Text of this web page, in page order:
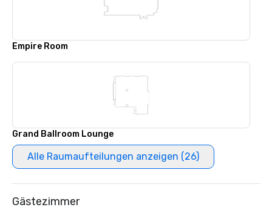
Empire Room
Grand Ballroom Lounge
Alle Raumaufteilungen anzeigen (26)
Gästezimmer